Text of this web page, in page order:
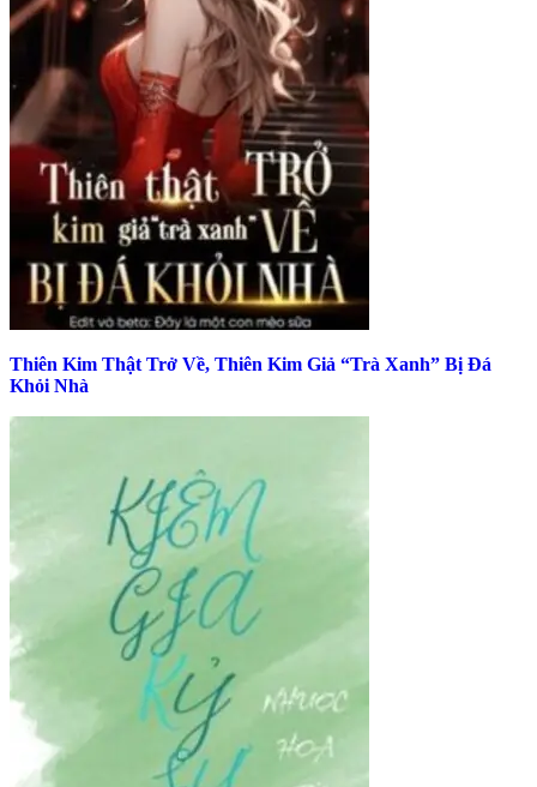
Thiên Kim Thật Trở Về, Thiên Kim Giả “Trà Xanh” Bị Đá
Khỏi Nhà